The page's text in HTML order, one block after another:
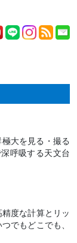
大を見る・撮る
呼吸する天文台
度な計算とリッ
でもどこでも、